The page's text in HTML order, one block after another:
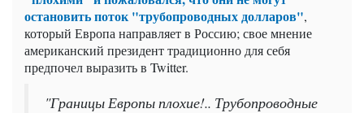
остановить поток "трубопроводных долларов",
который Европа направляет в Россию; свое мнение
американский президент традиционно для себя
предпочел выразить в Twitter.
"Границы Европы плохие!.. Трубопроводные